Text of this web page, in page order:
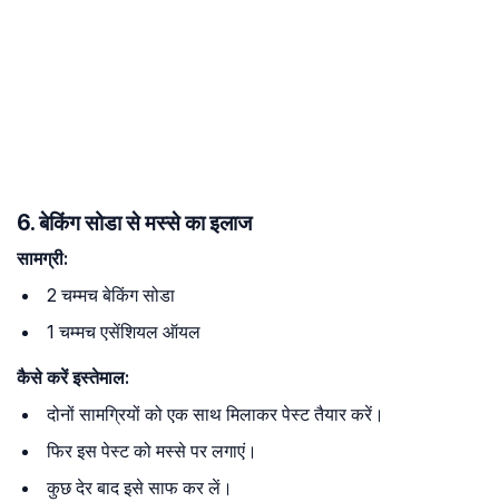
6. बेकिंग सोडा से मस्से का इलाज
सामग्री:
2 चम्मच बेकिंग सोडा
1 चम्मच एसेंशियल ऑयल
कैसे करें इस्तेमाल:
दोनों सामग्रियों को एक साथ मिलाकर पेस्ट तैयार करें।
फिर इस पेस्ट को मस्से पर लगाएं।
कुछ देर बाद इसे साफ कर लें।